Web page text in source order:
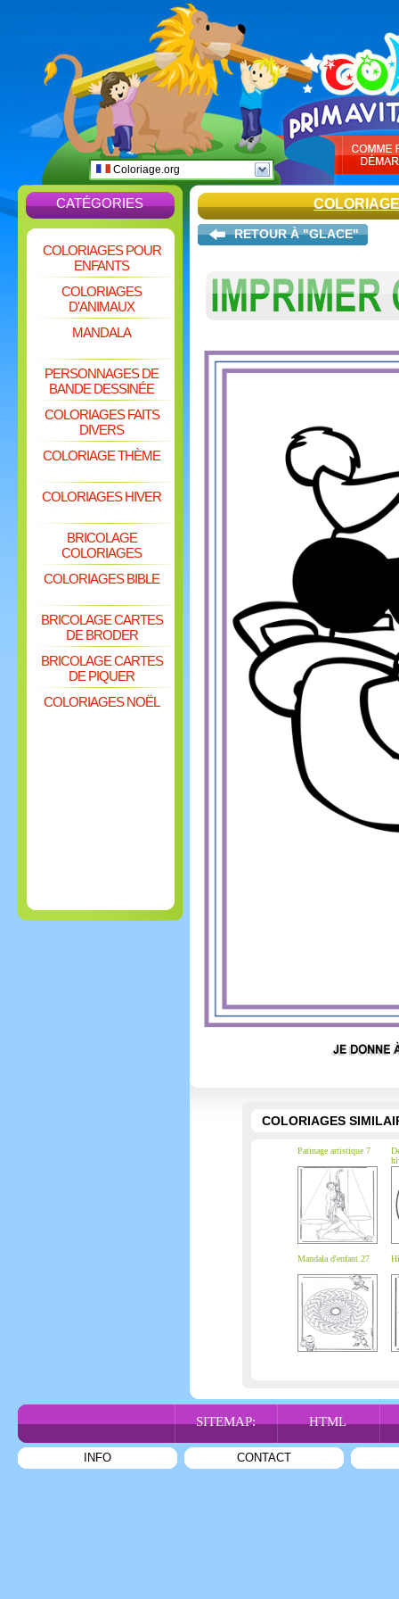
Coloriage.org
CATÉGORIES
COLORIAGES POUR
ENFANTS
COLORIAGES
D'ANIMAUX
MANDALA
PERSONNAGES DE
BANDE DESSINÉE
COLORIAGES FAITS
DIVERS
COLORIAGE THÈME
COLORIAGES HIVER
BRICOLAGE
COLORIAGES
COLORIAGES BIBLE
BRICOLAGE CARTES
DE BRODER
BRICOLAGE CARTES
DE PIQUER
COLORIAGES NOËL
RETOUR À "GLACE"
COLORIAGES
Patinage artistique 7
Mandala d'enfant 27
SITEMAP: HTML
INFO CONTACT